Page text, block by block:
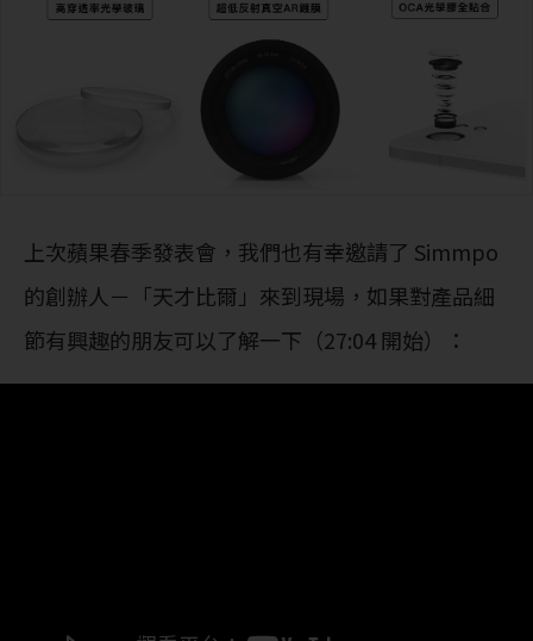
上次蘋果春季發表會，我們也有幸邀請了 Simmpo
的創辦人－「天才比爾」來到現場，如果對產品細
節有興趣的朋友可以了解一下（27:04 開始）：